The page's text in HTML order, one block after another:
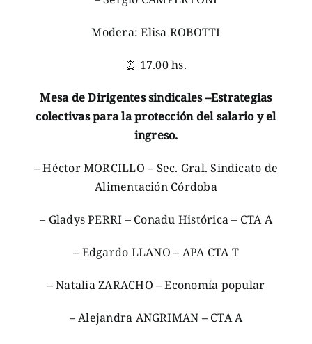
Modera: Elisa ROBOTTI
⏰ 17.00 hs.
Mesa de Dirigentes sindicales –Estrategias
colectivas para la protección del salario y el
ingreso.
– Héctor MORCILLO – Sec. Gral. Sindicato de
Alimentación Córdoba
– Gladys PERRI – Conadu Histórica – CTA A
– Edgardo LLANO – APA CTA T
– Natalia ZARACHO – Economía popular
– Alejandra ANGRIMAN – CTA A